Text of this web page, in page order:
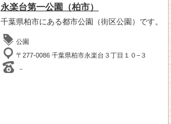
永楽台第一公園（柏市）
千葉県柏市にある都市公園（街区公園）です。
公園
〒277-0086 千葉県柏市永楽台３丁目１０−３
－